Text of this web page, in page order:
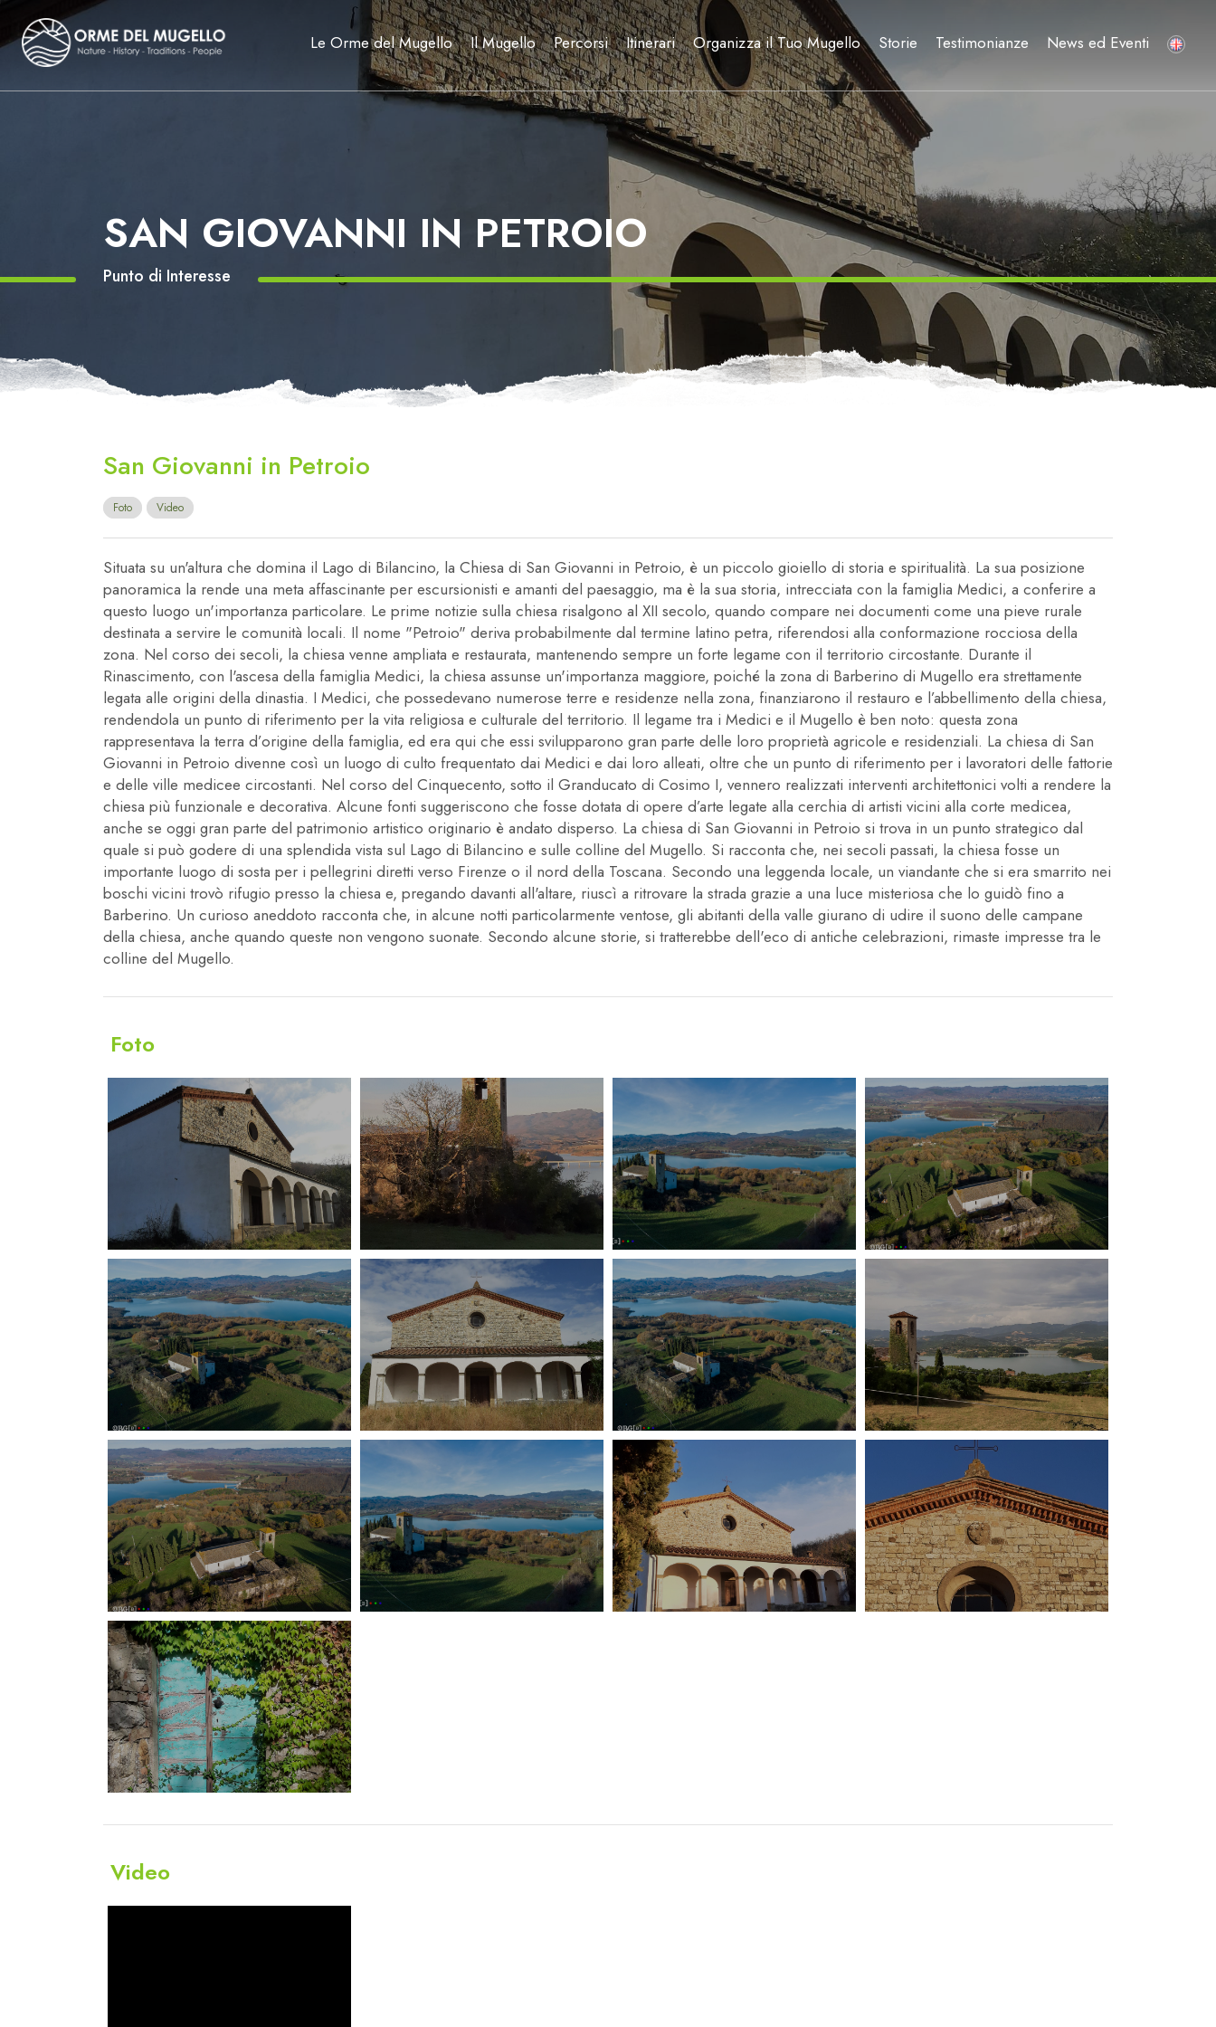
Le Orme del Mugello Il Mugello Percorsi Itinerari Organizza il Tuo Mugello Storie Testimonianze News ed Eventi
SAN GIOVANNI IN PETROIO
Punto di Interesse
San Giovanni in Petroio
Foto Video
Situata su un'altura che domina il Lago di Bilancino, la Chiesa di San Giovanni in Petroio, è un piccolo gioiello di storia e spiritualità. La sua posizione
panoramica la rende una meta affascinante per escursionisti e amanti del paesaggio, ma è la sua storia, intrecciata con la famiglia Medici, a conferire a
questo luogo un'importanza particolare. Le prime notizie sulla chiesa risalgono al XII secolo, quando compare nei documenti come una pieve rurale
destinata a servire le comunità locali. Il nome "Petroio" deriva probabilmente dal termine latino petra, riferendosi alla conformazione rocciosa della
zona. Nel corso dei secoli, la chiesa venne ampliata e restaurata, mantenendo sempre un forte legame con il territorio circostante. Durante il
Rinascimento, con l'ascesa della famiglia Medici, la chiesa assunse un'importanza maggiore, poiché la zona di Barberino di Mugello era strettamente
legata alle origini della dinastia. I Medici, che possedevano numerose terre e residenze nella zona, finanziarono il restauro e l’abbellimento della chiesa,
rendendola un punto di riferimento per la vita religiosa e culturale del territorio. Il legame tra i Medici e il Mugello è ben noto: questa zona
rappresentava la terra d’origine della famiglia, ed era qui che essi svilupparono gran parte delle loro proprietà agricole e residenziali. La chiesa di San
Giovanni in Petroio divenne così un luogo di culto frequentato dai Medici e dai loro alleati, oltre che un punto di riferimento per i lavoratori delle fattorie
e delle ville medicee circostanti. Nel corso del Cinquecento, sotto il Granducato di Cosimo I, vennero realizzati interventi architettonici volti a rendere la
chiesa più funzionale e decorativa. Alcune fonti suggeriscono che fosse dotata di opere d’arte legate alla cerchia di artisti vicini alla corte medicea,
anche se oggi gran parte del patrimonio artistico originario è andato disperso. La chiesa di San Giovanni in Petroio si trova in un punto strategico dal
quale si può godere di una splendida vista sul Lago di Bilancino e sulle colline del Mugello. Si racconta che, nei secoli passati, la chiesa fosse un
importante luogo di sosta per i pellegrini diretti verso Firenze o il nord della Toscana. Secondo una leggenda locale, un viandante che si era smarrito nei
boschi vicini trovò rifugio presso la chiesa e, pregando davanti all'altare, riuscì a ritrovare la strada grazie a una luce misteriosa che lo guidò fino a
Barberino. Un curioso aneddoto racconta che, in alcune notti particolarmente ventose, gli abitanti della valle giurano di udire il suono delle campane
della chiesa, anche quando queste non vengono suonate. Secondo alcune storie, si tratterebbe dell'eco di antiche celebrazioni, rimaste impresse tra le
colline del Mugello.
Foto
Video